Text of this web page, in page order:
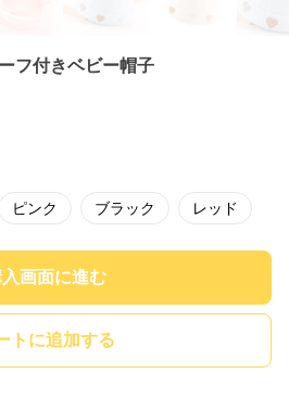
フ付きベビー帽子
ピンク ブラック レッド
入画面に進む
トに追加する